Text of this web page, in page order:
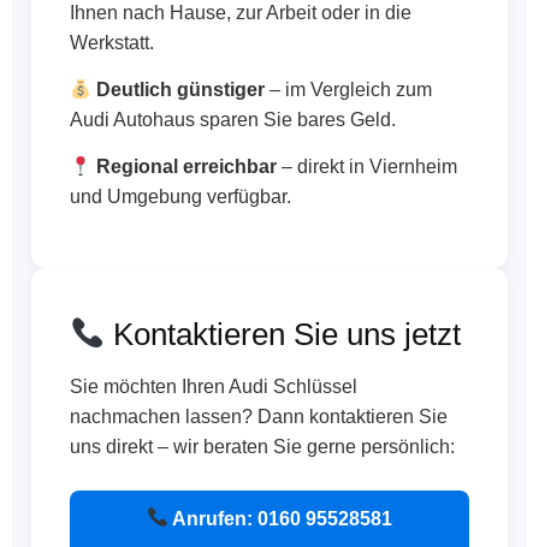
Ihnen nach Hause, zur Arbeit oder in die
Werkstatt.
Deutlich günstiger – im Vergleich zum
Audi Autohaus sparen Sie bares Geld.
Regional erreichbar – direkt in Viernheim
und Umgebung verfügbar.
Kontaktieren Sie uns jetzt
Sie möchten Ihren Audi Schlüssel
nachmachen lassen? Dann kontaktieren Sie
uns direkt – wir beraten Sie gerne persönlich:
Anrufen: 0160 95528581